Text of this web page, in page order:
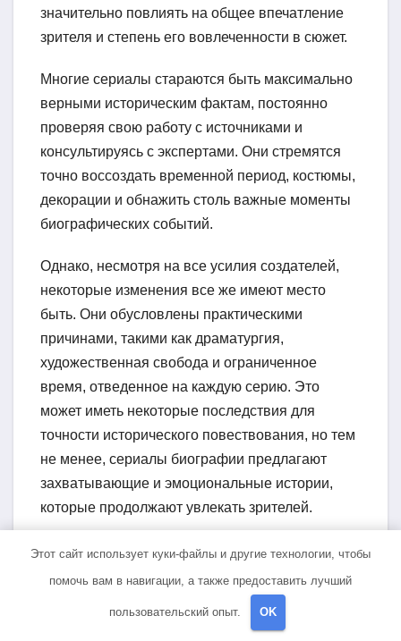
значительно повлиять на общее впечатление
зрителя и степень его вовлеченности в сюжет.
Многие сериалы стараются быть максимально
верными историческим фактам, постоянно
проверяя свою работу с источниками и
консультируясь с экспертами. Они стремятся
точно воссоздать временной период, костюмы,
декорации и обнажить столь важные моменты
биографических событий.
Однако, несмотря на все усилия создателей,
некоторые изменения все же имеют место
быть. Они обусловлены практическими
причинами, такими как драматургия,
художественная свобода и ограниченное
время, отведенное на каждую серию. Это
может иметь некоторые последствия для
точности исторического повествования, но тем
не менее, сериалы биографии предлагают
захватывающие и эмоциональные истории,
которые продолжают увлекать зрителей.
Таким образом, при просмотре сериалов,
принимать во внимание, что они являются
Этот сайт использует куки-файлы и другие технологии, чтобы
помочь вам в навигации, а также предоставить лучший
пользовательский опыт. OK